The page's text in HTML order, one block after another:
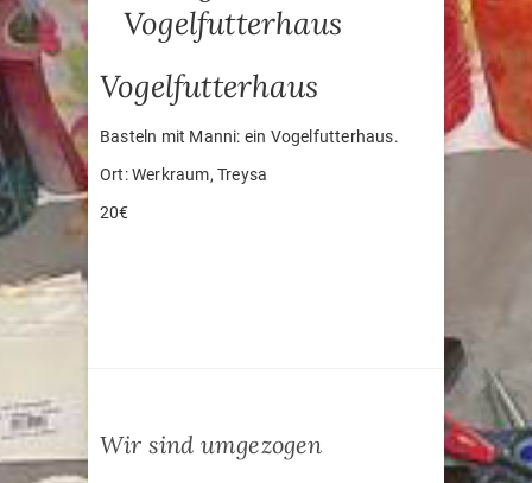
Vogelfutterhaus
Vogelfutterhaus
Basteln mit Manni: ein Vogelfutterhaus.
Ort: Werkraum, Treysa
20€
Wir sind umgezogen